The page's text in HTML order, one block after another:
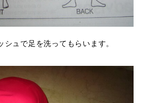
シュで足を洗ってもらいます。